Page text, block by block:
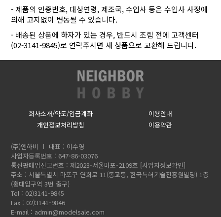
- 제품의 인증번호, 대상연령, 제조국, 수입사 등은 수입사 사정에
의해 고지없이 변동될 수 있습니다.
- 배송된 상품에 하자가 있는 경우, 반드시 조립 전에 고객센터
(02-3141-9845)로 연락주시면 새 상품으로 교환해 드립니다.
회사소개/약도/입금계좌
이용안내
개인정보처리방침
이용약관
(주)엔하비
대표 : 이수영
사업자등록번호 : 647-86-03076
통신판매업신고번호 : 제2023-서울마포-2109호 [사업자정보확인]
주소 : 서울특별시 마포구 연희로 11(동교동, 한국특허기술진흥원빌딩) 1층
(홍대입구역 3번 출구)
Tel : 02)3141-9845
Fax : 02)3141-9846
E-mail : admin@modelsale.com